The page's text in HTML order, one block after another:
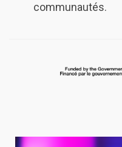
communautés.